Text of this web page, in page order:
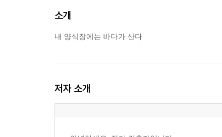
소개
내 양식장에는 바다가 산다
저자 소개